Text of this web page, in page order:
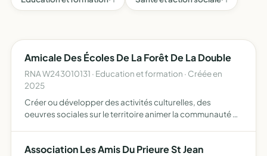
Amicale Des Écoles De La Forêt De La Double
RNA W243010131 · Education et formation · Créée en
2025
Créer ou développer des activités culturelles, des
oeuvres sociales sur le territoire animer la communauté de
Association Les Amis Du Prieure St Jean